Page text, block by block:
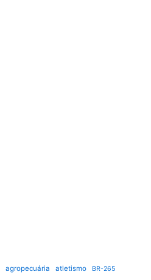
agropecuária atletismo BR-265